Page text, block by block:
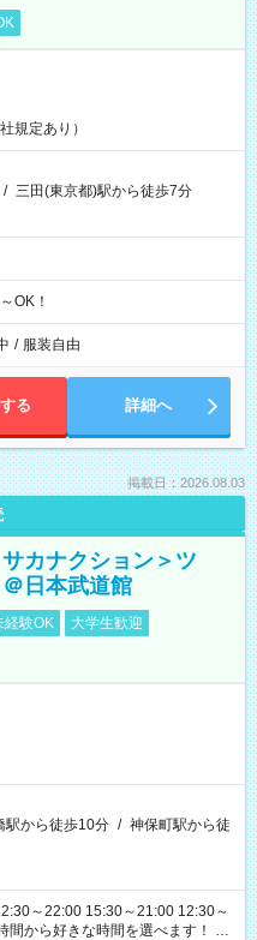
規定あり）
/ 三田(東京都)駅から徒歩7分
OK！
/ 服装自由
る 詳細へ
掲載日：2026.08.03
カナクション＞ツ
日本武道館
経験OK
大学生歓迎
駅から徒歩10分 / 神保町駅から徒
～22:00 15:30～21:00 12:30～